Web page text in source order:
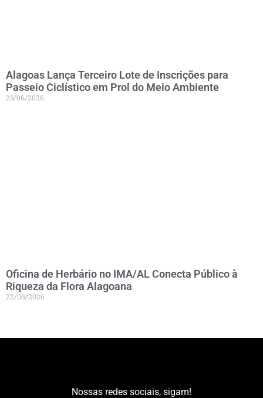
Alagoas Lança Terceiro Lote de Inscrições para
Passeio Ciclístico em Prol do Meio Ambiente
23/06/2026
Oficina de Herbário no IMA/AL Conecta Público à
Riqueza da Flora Alagoana
22/06/2026
Nossas redes sociais, sigam!